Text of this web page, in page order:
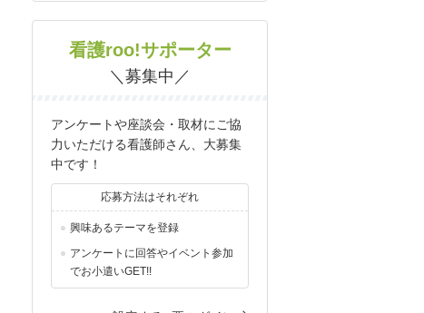
看護roo!サポーター
＼募集中／
アンケートや座談会・取材にご協
力いただける看護師さん、大募集
中です！
応募方法はそれぞれ
興味あるテーマを登録
アンケートに回答やイベント参加
でお小遣いGET!!